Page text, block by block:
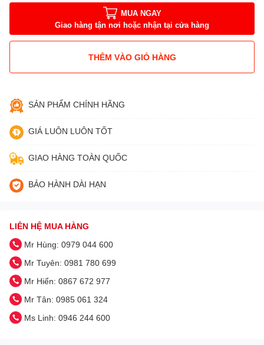
MUA NGAY
Giao hàng tận nơi hoặc nhận tại cửa hàng
THÊM VÀO GIỎ HÀNG
SẢN PHẨM CHÍNH HÃNG
GIÁ LUÔN LUÔN TỐT
GIAO HÀNG TOÀN QUỐC
BẢO HÀNH DÀI HẠN
LIÊN HỆ MUA HÀNG
Mr Hùng: 0979 044 600
Mr Tuyên: 0981 780 699
Mr Hiển: 0867 672 977
Mr Tân: 0985 061 324
Ms Linh: 0946 244 600